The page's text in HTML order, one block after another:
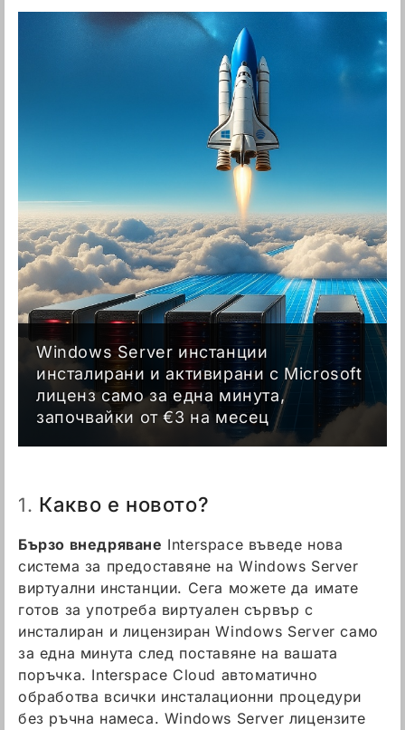
Windows Server инстанции
инсталирани и активирани с Microsoft
лиценз само за една минута,
започвайки от €3 на месец
1. Какво е новото?
Бързо внедряване Interspace въведе нова
система за предоставяне на Windows Server
виртуални инстанции. Сега можете да имате
готов за употреба виртуален сървър с
инсталиран и лицензиран Windows Server само
за една минута след поставяне на вашата
поръчка. Interspace Cloud автоматично
обработва всички инсталационни процедури
без ръчна намеса. Windows Server лицензите